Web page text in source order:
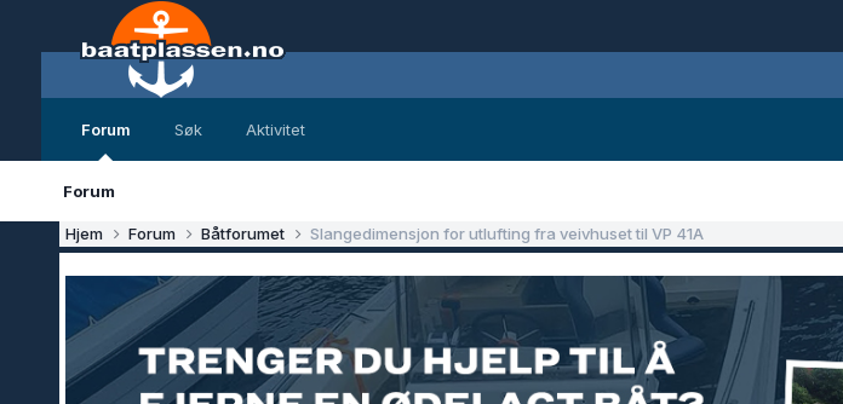
Forum
Forum
Søk Aktivitet
Hjem Forum Båtforumet Slangedimensjon for utlufting fra veivhuset til VP 41A